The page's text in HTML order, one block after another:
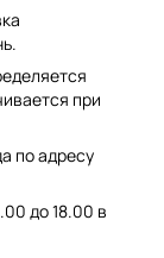
при
по адресу
до 18.00 в